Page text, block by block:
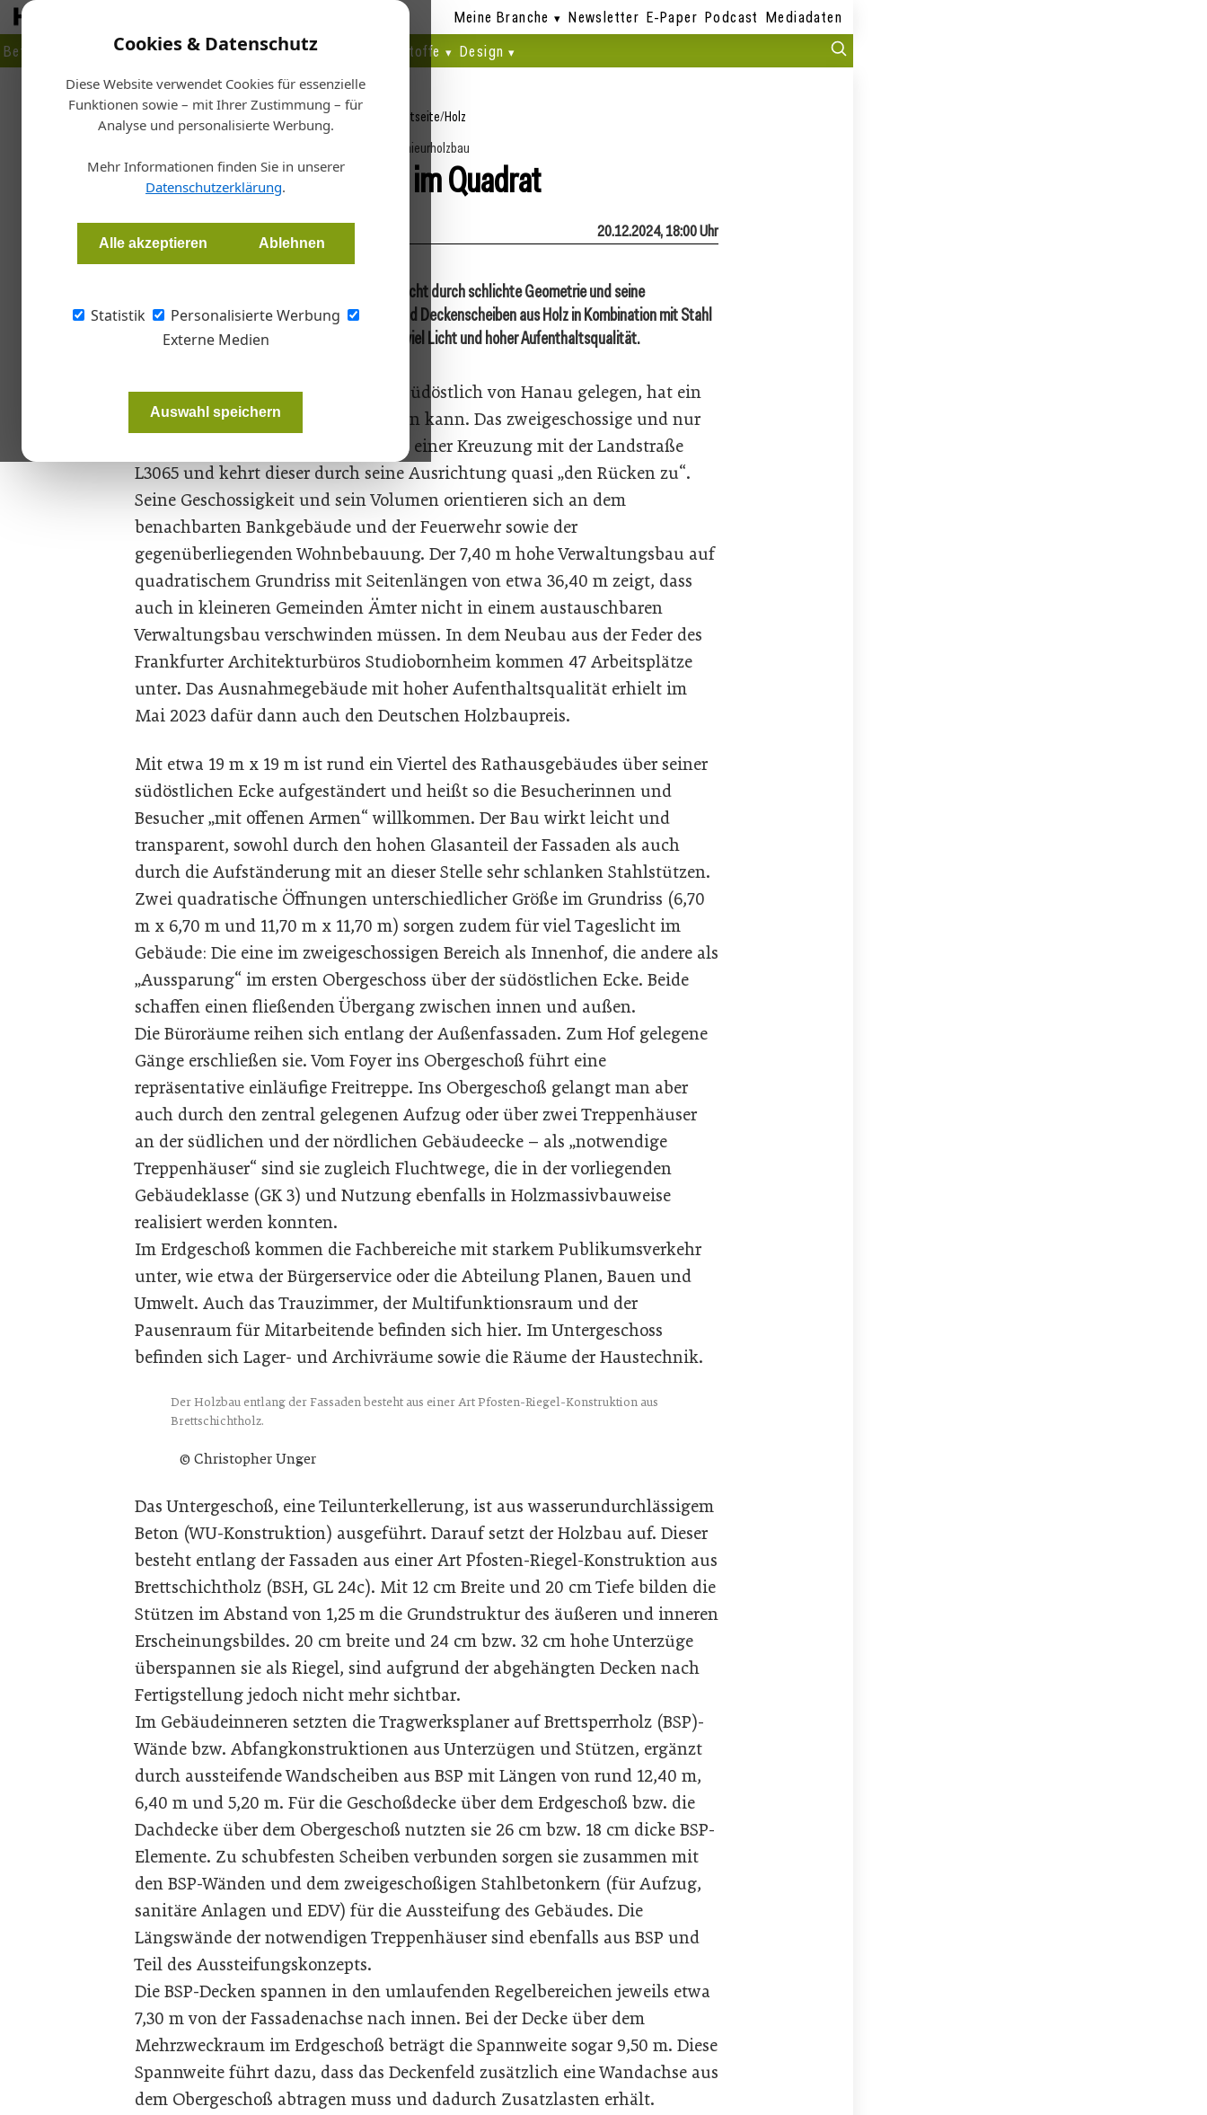
Cookies & Datenschutz
Diese Website verwendet Cookies für essenzielle
Funktionen sowie – mit Ihrer Zustimmung – für
Analyse und personalisierte Werbung.
Mehr Informationen finden Sie in unserer
Datenschutzerklärung.
Alle akzeptieren Ablehnen
Statistik
Personalisierte Werbung
Externe Medien
Auswahl speichern
Meine Branche Newsletter E-Paper Podcast Mediadaten
Betrieb
Planen Bauen Fertigen Bau- + Werkstoffe Design
Startseite/Holz
Ingenieurholzbau
Rathaus im Quadrat
20.12.2024, 18:00 Uhr
Das neue Rathaus im deutschen Hainburg besticht durch schlichte Geometrie und seine
strukturierte Gebäudehülle. Stützen, Träger und Deckenscheiben aus Holz in Kombination mit Stahl
und Beton ermöglichen den Ausnahmebau mit viel Licht und hoher Aufenthaltsqualität.
Die deutsche Gemeinde Hainburg, südöstlich von Hanau gelegen, hat ein
neues Rathaus, das sich sehen lassen kann. Das zweigeschossige und nur
halb unterkellerte Gebäude liegt an einer Kreuzung mit der Landstraße
L3065 und kehrt dieser durch seine Ausrichtung quasi „den Rücken zu“.
Seine Geschossigkeit und sein Volumen orientieren sich an dem
benachbarten Bankgebäude und der Feuerwehr sowie der
gegenüberliegenden Wohnbebauung. Der 7,40 m hohe Verwaltungsbau auf
quadratischem Grundriss mit Seitenlängen von etwa 36,40 m zeigt, dass
auch in kleineren Gemeinden Ämter nicht in einem austauschbaren
Verwaltungsbau verschwinden müssen. In dem Neubau aus der Feder des
Frankfurter Architekturbüros Studiobornheim kommen 47 Arbeitsplätze
unter. Das Ausnahmegebäude mit hoher Aufenthaltsqualität erhielt im
Mai 2023 dafür dann auch den Deutschen Holzbaupreis.
Mit etwa 19 m x 19 m ist rund ein Viertel des Rathausgebäudes über seiner
südöstlichen Ecke aufgeständert und heißt so die Besucherinnen und
Besucher „mit offenen Armen“ willkommen. Der Bau wirkt leicht und
transparent, sowohl durch den hohen Glasanteil der Fassaden als auch
durch die Aufständerung mit an dieser Stelle sehr schlanken Stahlstützen.
Zwei quadratische Öffnungen unterschiedlicher Größe im Grundriss (6,70
m x 6,70 m und 11,70 m x 11,70 m) sorgen zudem für viel Tageslicht im
Gebäude: Die eine im zweigeschossigen Bereich als Innenhof, die andere als
„Aussparung“ im ersten Obergeschoss über der südöstlichen Ecke. Beide
schaffen einen fließenden Übergang zwischen innen und außen.
Die Büroräume reihen sich entlang der Außenfassaden. Zum Hof gelegene
Gänge erschließen sie. Vom Foyer ins Obergeschoß führt eine
repräsentative einläufige Freitreppe. Ins Obergeschoß gelangt man aber
auch durch den zentral gelegenen Aufzug oder über zwei Treppenhäuser
an der südlichen und der nördlichen Gebäudeecke – als „notwendige
Treppenhäuser“ sind sie zugleich Fluchtwege, die in der vorliegenden
Gebäudeklasse (GK 3) und Nutzung ebenfalls in Holzmassivbauweise
realisiert werden konnten.
Im Erdgeschoß kommen die Fachbereiche mit starkem Publikumsverkehr
unter, wie etwa der Bürgerservice oder die Abteilung Planen, Bauen und
Umwelt. Auch das Trauzimmer, der Multifunktionsraum und der
Pausenraum für Mitarbeitende befinden sich hier. Im Untergeschoss
befinden sich Lager- und Archivräume sowie die Räume der Haustechnik.
Der Holzbau entlang der Fassaden besteht aus einer Art Pfosten-Riegel-Konstruktion aus
Brettschichtholz.
© Christopher Unger
Das Untergeschoß, eine Teilunterkellerung, ist aus wasserundurchlässigem
Beton (WU-Konstruktion) ausgeführt. Darauf setzt der Holzbau auf. Dieser
besteht entlang der Fassaden aus einer Art Pfosten-Riegel-Konstruktion aus
Brettschichtholz (BSH, GL 24c). Mit 12 cm Breite und 20 cm Tiefe bilden die
Stützen im Abstand von 1,25 m die Grundstruktur des äußeren und inneren
Erscheinungsbildes. 20 cm breite und 24 cm bzw. 32 cm hohe Unterzüge
überspannen sie als Riegel, sind aufgrund der abgehängten Decken nach
Fertigstellung jedoch nicht mehr sichtbar.
Im Gebäudeinneren setzten die Tragwerksplaner auf Brettsperrholz (BSP)-
Wände bzw. Abfangkonstruktionen aus Unterzügen und Stützen, ergänzt
durch aussteifende Wandscheiben aus BSP mit Längen von rund 12,40 m,
6,40 m und 5,20 m. Für die Geschoßdecke über dem Erdgeschoß bzw. die
Dachdecke über dem Obergeschoß nutzten sie 26 cm bzw. 18 cm dicke BSP-
Elemente. Zu schubfesten Scheiben verbunden sorgen sie zusammen mit
den BSP-Wänden und dem zweigeschoßigen Stahlbetonkern (für Aufzug,
sanitäre Anlagen und EDV) für die Aussteifung des Gebäudes. Die
Längswände der notwendigen Treppenhäuser sind ebenfalls aus BSP und
Teil des Aussteifungskonzepts.
Die BSP-Decken spannen in den umlaufenden Regelbereichen jeweils etwa
7,30 m von der Fassadenachse nach innen. Bei der Decke über dem
Mehrzweckraum im Erdgeschoß beträgt die Spannweite sogar 9,50 m. Diese
Spannweite führt dazu, dass das Deckenfeld zusätzlich eine Wandachse aus
dem Obergeschoß abtragen muss und dadurch Zusatzlasten erhält.